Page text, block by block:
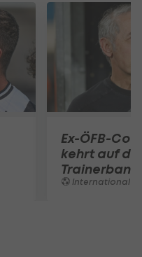
Ex-ÖFB-
kehrt auf die
Trainerbank
International